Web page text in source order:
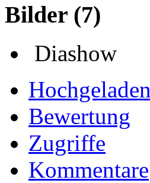
Bilder (7)
Diashow
Hochgeladen
Bewertung
Zugriffe
Kommentare